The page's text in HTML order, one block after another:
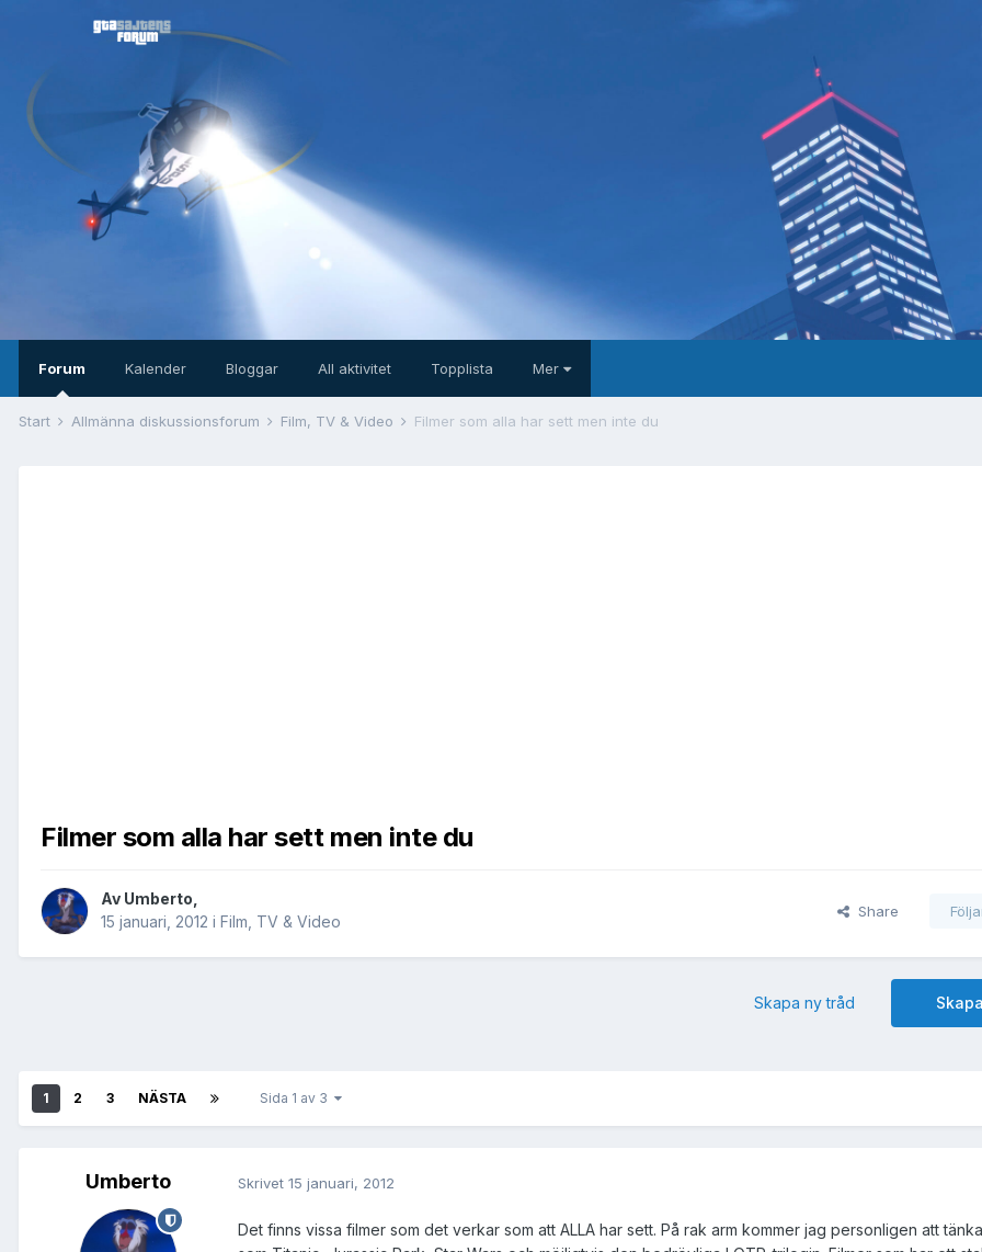
Forum Kalender Bloggar All aktivitet Topplista Mer
Start Allmänna diskussionsforum Film, TV & Video Filmer som alla har sett men inte du
Filmer som alla har sett men inte du
Av Umberto
15 januari, 2012 i Film, TV & Video
Share
Skapa ny tråd
1 2 3 NÄSTA Sida 1 av 3
Umberto Skrivet 15 januari, 2012
Det finns vissa filmer som det verkar som att ALLA har sett. På rak arm kommer jag personligen att